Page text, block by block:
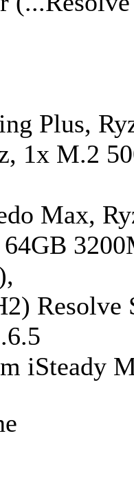
Plus,
1x M.2
Max,
Resolve
iSteady